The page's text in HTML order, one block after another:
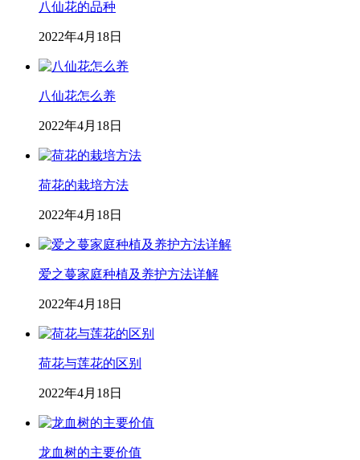
八仙花的品种
2022年4月18日
八仙花怎么养
2022年4月18日
荷花的栽培方法
2022年4月18日
爱之蔓家庭种植及养护方法详解
2022年4月18日
荷花与莲花的区别
2022年4月18日
龙血树的主要价值